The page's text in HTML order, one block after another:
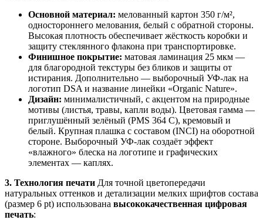
Основной материал: мелованный картон 350 г/м²,
одностороннего мелования, белый с обратной стороны.
Высокая плотность обеспечивает жёсткость коробки и
защиту стеклянного флакона при транспортировке.
Финишное покрытие: матовая ламинация 25 мкм —
для благородной текстуры без бликов и защиты от
истирания. Дополнительно — выборочный УФ-лак на
логотип DSA и название линейки «Organic Nature».
Дизайн: минималистичный, с акцентом на природные
мотивы (листья, травы, капли воды). Цветовая гамма —
приглушённый зелёный (PMS 364 C), кремовый и
белый. Крупная плашка с составом (INCI) на оборотной
стороне. Выборочный УФ-лак создаёт эффект
«влажного» блеска на логотипе и графических
элементах — каплях.
3. Технология печати Для точной цветопередачи
натуральных оттенков и детализации мелких шрифтов состава
(размер 6 pt) использована высококачественная цифровая
печать: